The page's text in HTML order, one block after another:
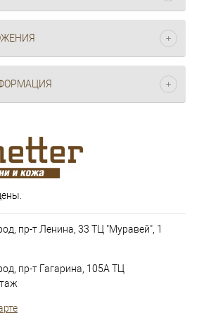
пр-т Ленина, 33 ТЦ "Муравей", 1
пр-т Гагарина, 105А ТЦ